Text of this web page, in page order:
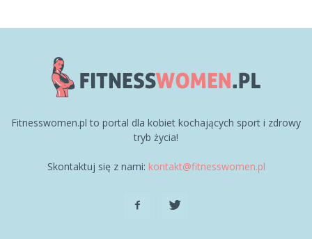
Fitnesswomen.pl to portal dla kobiet kochających sport i zdrowy
tryb życia!
Skontaktuj się z nami: kontakt@fitnesswomen.pl